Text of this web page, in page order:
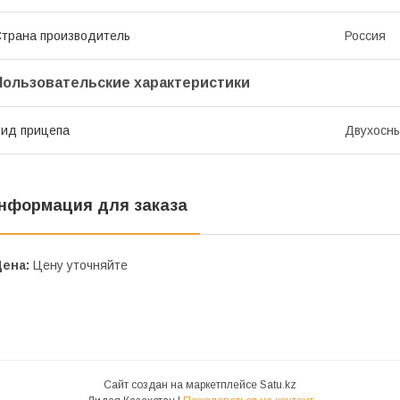
производитель Россия
характеристики
прицепа
для заказа
Цену уточняйте
Сайт создан на маркетплейсе Satu.kz